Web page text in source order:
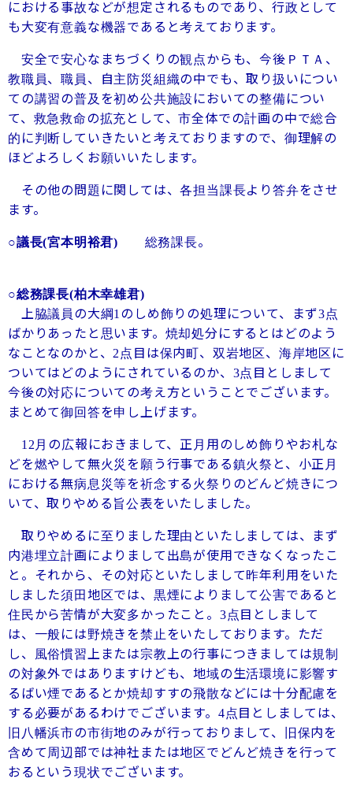
における事故などが想定されるものであり、行政として
も大変有意義な機器であると考えております。
安全で安心なまちづくりの観点からも、今後ＰＴＡ、
教職員、職員、自主防災組織の中でも、取り扱いについ
ての講習の普及を初め公共施設においての整備につい
て、救急救命の拡充として、市全体での計画の中で総合
的に判断していきたいと考えておりますので、御理解の
ほどよろしくお願いいたします。
その他の問題に関しては、各担当課長より答弁をさせ
ます。
○議長(宮本明裕君) 総務課長。
○総務課長(柏木幸雄君)
上脇議員の大綱1 のしめ飾りの処理について、まず3点
ばかりあったと思います。焼却処分にするとはどのよう
なことなのかと、2 点目は保内町、双岩地区、海岸地区に
ついてはどのようにされているのか、
3点目としまして
今後の対応についての考え方ということでございます。
まとめて御回答を申し上げます。
12月の広報におきまして、正月用のしめ飾りやお札な
どを燃やして無火災を願う行事である鎮火祭と、小正月
における無病息災等を祈念する火祭りのどんど焼きにつ
いて、取りやめる旨公表をいたしました。
取りやめるに至りました理由といたしましては、まず
内港埋立計画によりまして出島が使用できなくなったこ
と。それから、その対応といたしまして昨年利用をいた
しました須田地区では、黒煙によりまして公害であると
住民から苦情が大変多かったこと。
3点目としまして
は、一般には野焼きを禁止をいたしております。ただ
し、風俗慣習上または宗教上の行事につきましては規制
の対象外ではありますけども、地域の生活環境に影響す
るばい煙であるとか焼却すすの飛散などには十分配慮を
する必要があるわけでございます。
4点目としましては、
旧八幡浜市の市街地のみが行っておりまして、旧保内を
含めて周辺部では神社または地区でどんど焼きを行って
おるという現状でございます。